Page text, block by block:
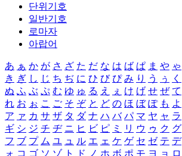
단위기호
일반기호
로마자
아랍어
あ ぁ か が さ ざ た だ な は ば ぱ ま や ゃ
き ぎ し じ ち ぢ に ひ び ぴ み り う ぅ く
ぬ ふ ぶ ぷ む ゆ ゅ る え ぇ け げ せ ぜ て
れ お ぉ こ ご そ ぞ と ど の ほ ぼ ぽ も よ
ア ァ カ サ ザ タ ダ ナ ハ バ パ マ ヤ ャ ラ
ギ シ ジ チ ヂ ニ ヒ ビ ピ ミ リ ウ ゥ ク グ
フ ブ プ ム ユ ュ ル エ ェ ケ ゲ セ ゼ テ デ
ォ コ ゴ ソ ゾ ト ド ノ ホ ボ ポ モ ヨ ョ ロ